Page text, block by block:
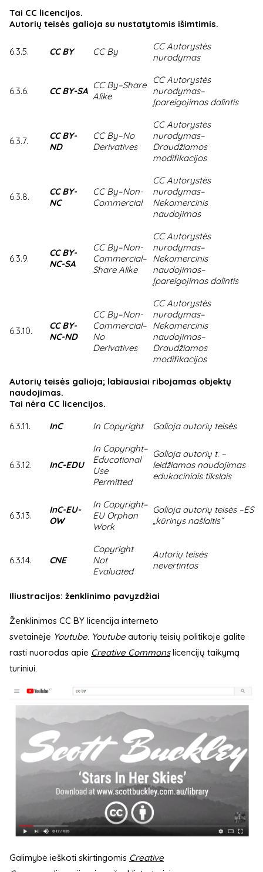
Tai CC licencijos.
Autorių teisės galioja su nustatytomis išimtimis.
6.3.5. CC BY CC By
CC Autorystės
nurodymas
6.3.6. CC BY-SA
CC By–Share
Alike
CC Autorystės
nurodymas–
Įpareigojimas dalintis
6.3.7.
CC BY-
ND
CC By–No
Derivatives
CC Autorystės
nurodymas–
Draudžiamos
modifikacijos
6.3.8.
CC BY-
NC
CC By–Non-
Commercial
CC Autorystės
nurodymas–
Nekomercinis
naudojimas
6.3.9.
CC BY-
NC-SA
CC By–Non-
Commercial–
Share Alike
CC Autorystės
nurodymas–
Nekomercinis
naudojimas–
Įpareigojimas dalintis
6.3.10.
CC BY-
NC-ND
CC By–Non-
Commercial–
No
Derivatives
CC Autorystės
nurodymas–
Nekomercinis
naudojimas–
Draudžiamos
modifikacijos
Autorių teisės galioja; labiausiai ribojamas objektų
naudojimas.
Tai nėra CC licencijos.
6.3.11.
InC In Copyright Galioja autorių teisės
6.3.12. InC-EDU
In Copyright–
Educational
Use
Permitted
Galioja autorių t. –
leidžiamas naudojimas
edukaciniais tikslais
6.3.13.
InC-EU-
OW
In Copyright–
EU Orphan
Work
Galioja autorių teisės –ES
„kūrinys našlaitis“
6.3.14. CNE
Copyright
Not
Evaluated
Autorių teisės
nevertintos
Iliustracijos: ženklinimo pavyzdžiai
Ženklinimas CC BY licencija interneto
svetainėje Youtube Youtube autorių teisių politikoje galite
rasti nuorodas apie Creative Commonslicencijų taikymą
turiniui.
Galimybė ieškoti skirtingomis Creative